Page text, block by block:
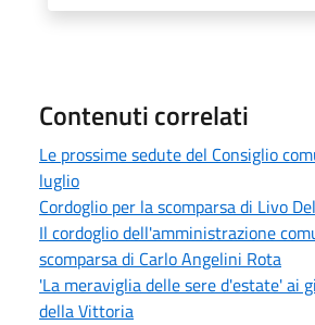
Contenuti correlati
Le prossime sedute del Consiglio
luglio
Cordoglio per la scomparsa di Livo
Il cordoglio dell'amministrazione
scomparsa di Carlo Angelini Rota
'La meraviglia delle sere d'estate' ai
della Vittoria